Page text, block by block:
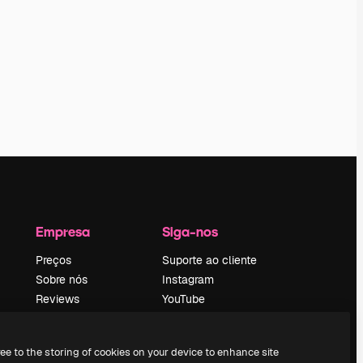
Empresa
Preços
Sobre nós
Reviews
pesquisa
Siga-nos
Suporte ao cliente
Instagram
YouTube
Discord
to the storing of cookies on your device to enhance site